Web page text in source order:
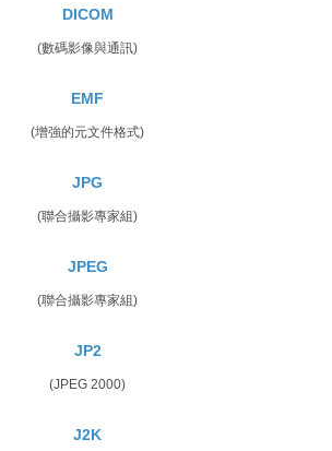
DICOM
(數碼影像與通訊)
EMF
(增強的元文件格式)
JPG
(聯合攝影專家組)
JPEG
(聯合攝影專家組)
JP2
(JPEG 2000)
J2K